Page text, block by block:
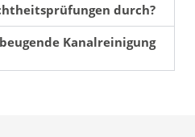
durch?
Kanalreinigung